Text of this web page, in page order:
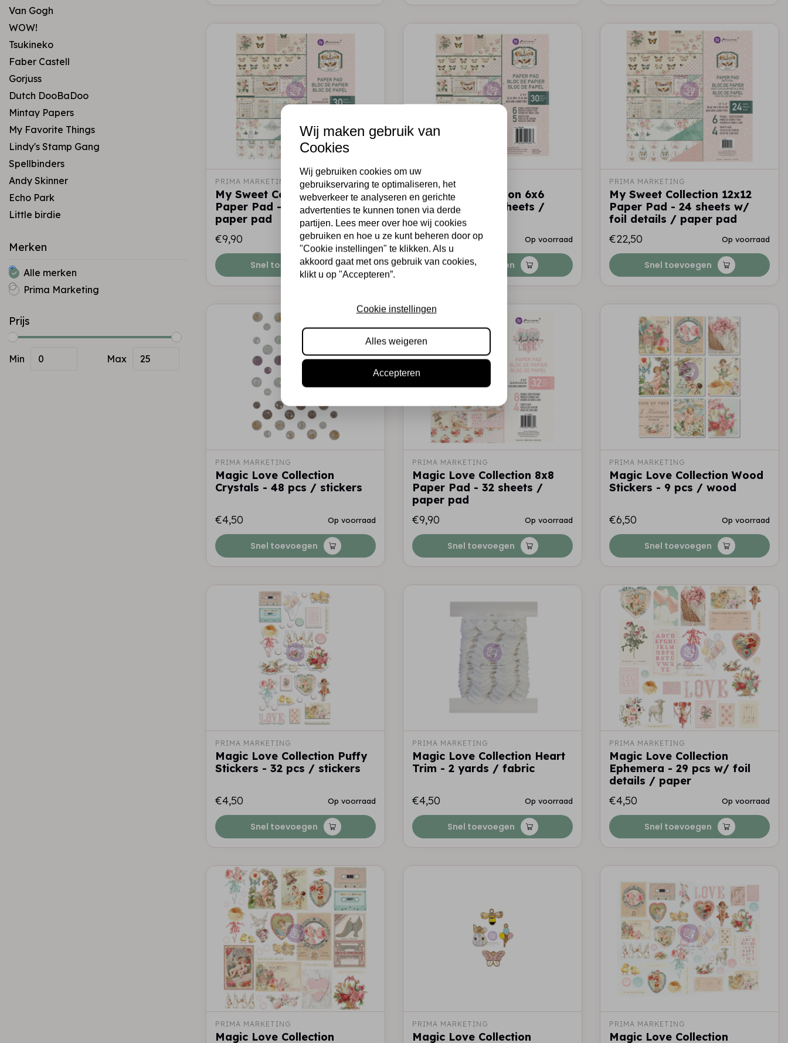
Van Gogh
WOW!
Tsukineko
Faber Castell
Gorjuss
Dutch DooBaDoo
Mintay Papers
My Favorite Things
Lindy's Stamp Gang
Spellbinders
Andy Skinner
Echo Park
Little birdie
Merken
Alle merken
Prima Marketing
Prijs
Min Max
PRIMA MARKETING
My Sweet Collection 8x8
Paper Pad - 30 sheets /
paper pad
€9,90
Op voorraad
Snel toevoegen
PRIMA MARKETING
My Sweet Collection 6x6
Paper Pad - 30 sheets /
paper pad
€6,50
Op voorraad
Snel toevoegen
PRIMA MARKETING
My Sweet Collection 12x12
Paper Pad - 24 sheets w/
foil details / paper pad
€22,50
Op voorraad
Snel toevoegen
PRIMA MARKETING
Magic Love Collection
Crystals - 48 pcs / stickers
€4,50 Op voorraad
Snel toevoegen
PRIMA MARKETING
Magic Love Collection 8x8
Paper Pad - 32 sheets /
paper pad
€9,90
Op voorraad
Snel toevoegen
PRIMA MARKETING
Magic Love Collection Wood
Stickers - 9 pcs / wood
€6,50 Op voorraad
Snel toevoegen
PRIMA MARKETING
Magic Love Collection Puffy
Stickers - 32 pcs / stickers
€4,50 Op voorraad
Snel toevoegen
PRIMA MARKETING
Magic Love Collection Heart
Trim - 2 yards / fabric
€4,50 Op voorraad
Snel toevoegen
PRIMA MARKETING
Magic Love Collection
Ephemera - 29 pcs w/ foil
details / paper
€4,50
Op voorraad
Snel toevoegen
PRIMA MARKETING
Magic Love Collection
PRIMA MARKETING
Magic Love Collection
PRIMA MARKETING
Magic Love Collection
Wij maken gebruik van
Cookies
Wij gebruiken cookies om uw
gebruikservaring te optimaliseren, het
webverkeer te analyseren en gerichte
advertenties te kunnen tonen via derde
partijen. Lees meer over hoe wij cookies
gebruiken en hoe u ze kunt beheren door op
"Cookie instellingen" te klikken. Als u
akkoord gaat met ons gebruik van cookies,
klikt u op "Accepteren”.
Cookie instellingen
Alles weigeren
Accepteren